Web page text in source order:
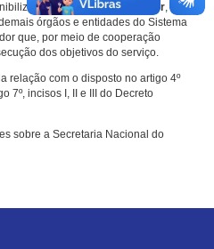
doConsumidor.gov.br,
órgãos e entidades do Sistema
que, por meio de cooperação
dos objetivos do serviço.
relação com o disposto no artigo 4º
7º, incisos I, II e III do Decreto
sobre a Secretaria Nacional do